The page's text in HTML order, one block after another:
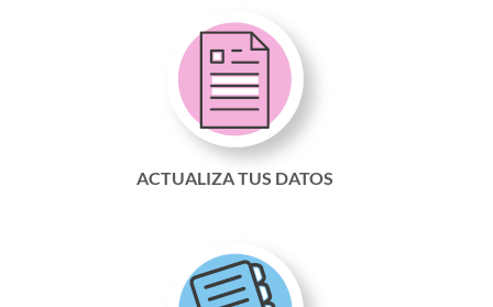
ACTUALIZA TUS DATOS